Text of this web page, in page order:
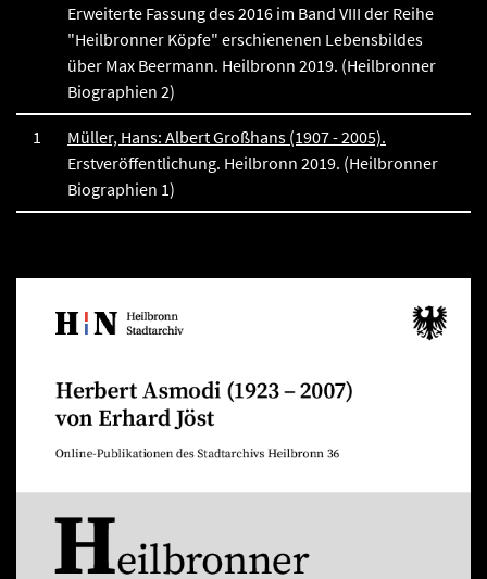
Erweiterte Fassung des 2016 im Band VIII der Reihe
"Heilbronner Köpfe" erschienenen Lebensbildes
über Max Beermann. Heilbronn 2019. (Heilbronner
Biographien 2)
1
Müller, Hans: Albert Großhans (1907 - 2005).
Erstveröffentlichung. Heilbronn 2019. (Heilbronner
Biographien 1)